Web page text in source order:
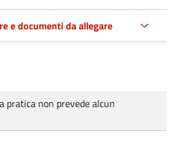
e documenti da allegare
pratica non prevede alcun